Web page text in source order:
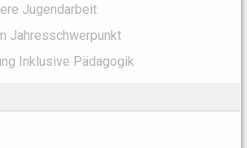
Jugendarbeit
Jahresschwerpunkt
Inklusive Pädagogik